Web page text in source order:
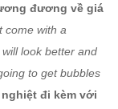
đương về giá
come with a
look better and
to get bubbles
đi kèm với